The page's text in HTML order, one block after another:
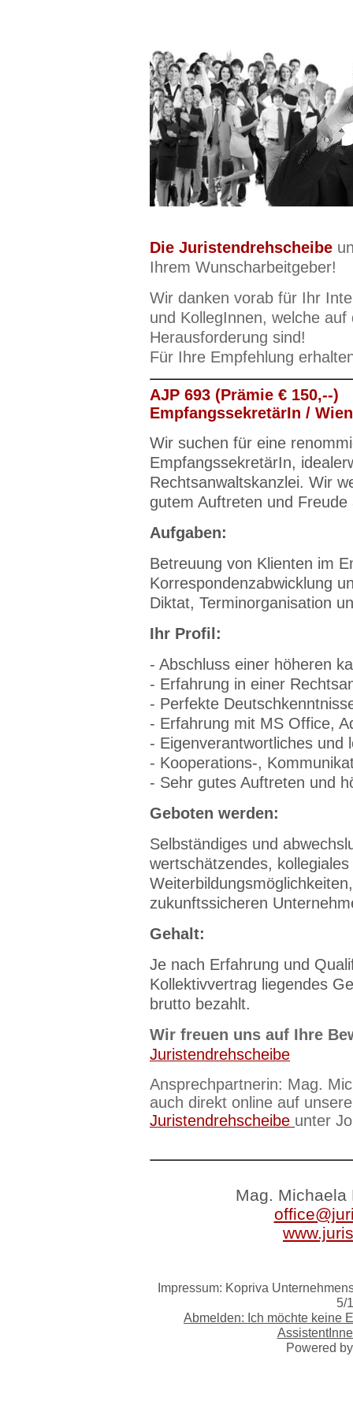
Die Juristendrehscheibe
Ihrem Wunscharbeitgeber!
Wir danken vorab für Ihr
und KollegInnen, welche
Herausforderung sind!
Für Ihre Empfehlung
AJP 693 (Prämie € 150,--)
EmpfangssekretärIn /
Wir suchen für eine
EmpfangssekretärIn,
Rechtsanwaltskanzlei. Wir
gutem Auftreten und
Aufgaben:
Betreuung von Klienten im
Korrespondenzabwicklung
Diktat, Terminorganisation
Ihr Profil:
- Abschluss einer höheren
- Erfahrung in einer
- Perfekte
- Erfahrung mit MS Office,
- Eigenverantwortliches und
- Kooperations-,
- Sehr gutes Auftreten und
Geboten werden:
Selbständiges und
wertschätzendes,
zukunftssicheren
Gehalt:
Je nach Erfahrung und
Kollektivvertrag liegendes
brutto bezahlt.
Wir freuen uns auf Ihre
Juristendrehscheibe
Ansprechpartnerin: Mag.
auch direkt online auf
Juristendrehscheibe unter
Mag. Michaela
Impressum: Kopriva
5/
Abmelden: Ich möchte keine
Powered